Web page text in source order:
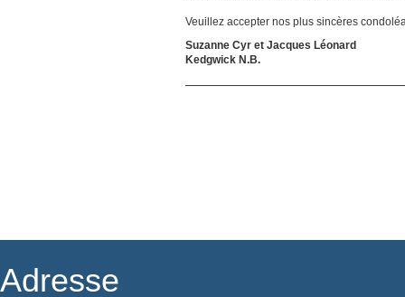
Veuillez accepter nos plus sincères
Suzanne Cyr et Jacques Léonard
Kedgwick N.B.
Adresse